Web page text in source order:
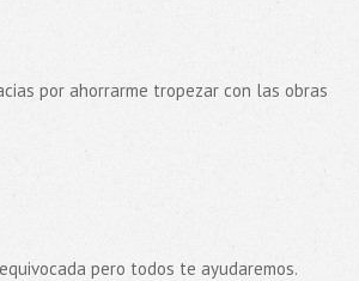
por ahorrarme tropezar con las obras
pero todos te ayudaremos.